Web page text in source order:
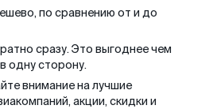
по сравнению от и до
сразу. Это выгоднее чем
одну сторону.
внимание на лучшие
акции, скидки и